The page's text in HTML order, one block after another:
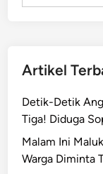
Artikel
Detik-Detik
Tiga! Diduga
Malam Ini
Warga Diminta